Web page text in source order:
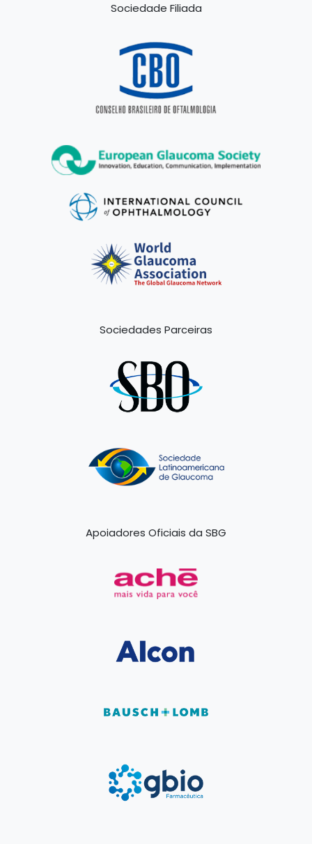
Sociedade Filiada
Sociedades Parceiras
Apoiadores Oficiais da SBG